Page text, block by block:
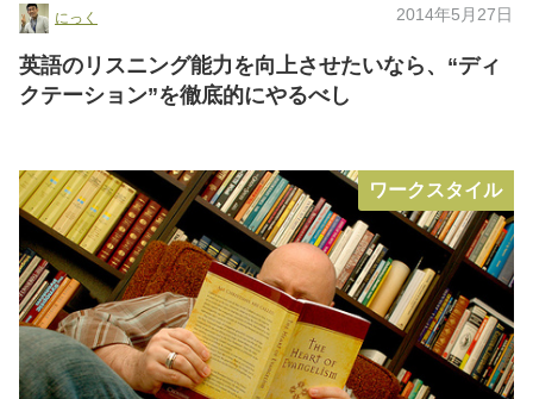
にっく 2014年5月27日
英語のリスニング能力を向上させたいなら、“ディ
クテーション”を徹底的にやるべし
ワークスタイル